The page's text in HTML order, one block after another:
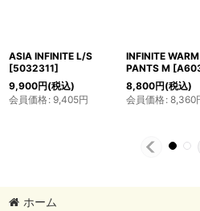
ASIA INFINITE L/S
[5032311]
9,900円(税込)
会員価格: 9,405円
INFINITE WARM
PANTS M [
8,800円(税込)
会員価格: 8,360
ホーム